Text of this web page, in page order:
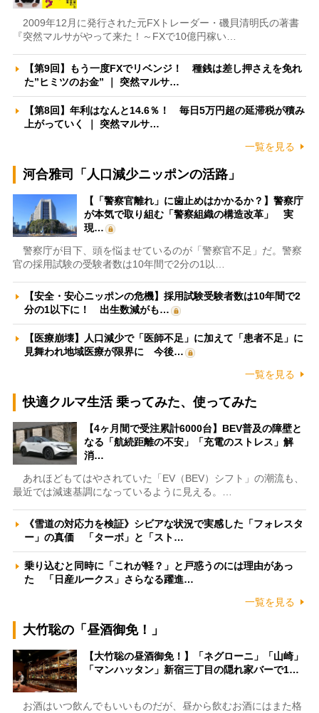
2009年12月に発行された元FXトレーダー・磯貝清明氏の著書
『突然マルサがやって来た！～FXで10億円稼い…
【第9回】もう一度FXでリベンジ！ 種銭は差し押さえを免れ
た”ヒミツのお金” ｜ 突然マルサ…
【第8回】年利はなんと14.6％！ 毎日5万円超の延滞税が積み
上がっていく ｜ 突然マルサ…
一覧を見る
河合雅司「人口減少ニッポンの活路」
【「警察官離れ」に歯止めはかかるか？】警察庁
が本気で取り組む「警察組織の構造改革」 実
現…
警察庁が目下、頭を悩ませているのが「警察官不足」だ。警察
官の採用試験の受験者数は10年間で2分の1以…
【安全・安心ニッポンの危機】採用試験受験者数は10年間で2
分の1以下に！ 出生数減がも…
【医療崩壊】人口減少で「医師不足」に加えて「患者不足」に
見舞われ地域医療が限界に 今後…
一覧を見る
快適クルマ生活 乗ってみた、使ってみた
【4ヶ月間で受注累計6000台】BEV普及の障壁と
なる「航続距離の不安」「充電のストレス」解
消…
あれほどもてはやされていた「EV（BEV）シフト」の潮流も、
最近では減速基調になっているように見える。…
《雪道の対応力を検証》シビアな状況で実感した「フォレスタ
ー」の真価 「ターボ」と「スト…
乗り込むと同時に「これが軽？」と戸惑うのには理由があっ
た 「日産ルークス」さらなる躍進…
一覧を見る
大竹聡の「昼酒御免！」
【大竹聡の昼酒御免！】「ネグローニ」「山崎」
「マンハッタン」新宿三丁目の隠れ家バーで1…
お酒はいつ飲んでもいいものだが、昼から飲むお酒にはまた格